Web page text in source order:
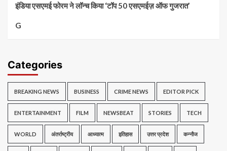
इंडिया एसएमई फोरम ने लॉन्च किया ‘टॉप 50 एसएमईज़ ऑफ गुजरात’
G
Categories
BREAKING NEWS BUSINESS CRIME NEWS EDITOR PICK
ENTERTAINMENT FILM NEWSBEAT STORIES TECH
WORLD अंतर्राष्ट्रीय आध्यात्म इतिहास उत्तर प्रदेश कन्नौज